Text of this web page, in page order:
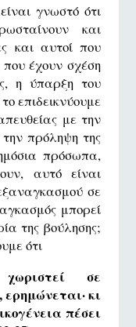
γνωστό ότι
και
και αυτοί που
που έχουν σχέση
η ύπαρξη του
επιδεικνύουμε
με την
πρόληψη της
πρόσωπα,
αυτό είναι
σε
μπορεί
της βούλησης;
ότι
σε
κι
πέσει